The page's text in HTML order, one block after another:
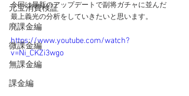
元宝消費検証
廃課金編
微課金編
無課金編
課金編
今回は最新のアップデートで副将ガチャに並んだ
最上義光の分析をしていきたいと思います。
https://www.youtube.com/watch?
v=Ni_CKZi3wgo